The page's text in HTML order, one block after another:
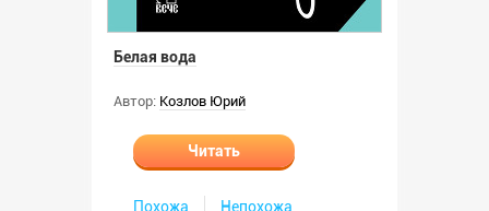
Белая вода
Автор: Козлов Юрий
Читать
Похожа Непохожа